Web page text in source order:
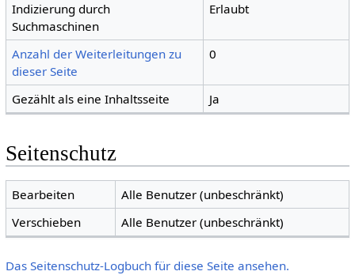
Indizierung durch
Suchmaschinen
Erlaubt
Anzahl der Weiterleitungen zu
dieser Seite
0
Gezählt als eine Inhaltsseite Ja
Seitenschutz
Bearbeiten
Alle Benutzer (unbeschränkt)
Verschieben
Alle Benutzer (unbeschränkt)
Das Seitenschutz-Logbuch für diese Seite ansehen.